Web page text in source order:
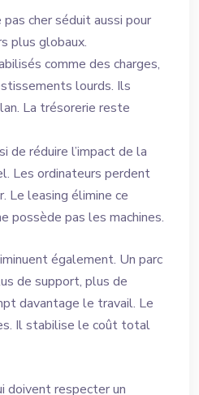
cher séduit aussi pour
plus globaux.
comme des charges,
lourds. Ils
La trésorerie reste
de réduire l’impact de la
Les ordinateurs perdent
Le leasing élimine ce
possède pas les machines.
également. Un parc
de support, plus de
davantage le travail. Le
Il stabilise le coût total
doivent respecter un